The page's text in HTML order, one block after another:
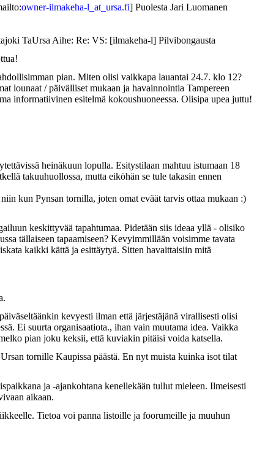
owner-ilmakeha-l_at_ursa.fi] Puolesta Jari Luomanen
TaUrsa Aihe: Re: VS: [ilmakeha-l] Pilvibongausta
pian. Miten olisi vaikkapa lauantai 24.7. klo 12?
lounaat / päivälliset mukaan ja havainnointia Tampereen
informatiivinen esitelmä kokoushuoneessa. Olisipa upea juttu!
heinäkuun lopulla. Esitystilaan mahtuu istumaan 18
takuuhuollossa, mutta eiköhän se tule takasin ennen
kun Pynsan tornilla, joten omat eväät tarvis ottaa mukaan :)
keskittyvää tapahtumaa. Pidetään siis ideaa yllä - olisiko
tällaiseen tapaamiseen? Kevyimmillään voisimme tavata
kaikki kättä ja esittäytyä. Sitten havaittaisiin mitä
kevyesti ilman että järjestäjänä virallisesti olisi
Ei suurta organisaatiota., ihan vain muutama idea. Vaikka
pian joku keksii, että kuviakin pitäisi voida katsella.
tornille Kaupissa päästä. En nyt muista kuinka isot tilat
ja -ajankohtana kenellekään tullut mieleen. Ilmeisesti
aikaan.
Tietoa voi panna listoille ja foorumeille ja muuhun